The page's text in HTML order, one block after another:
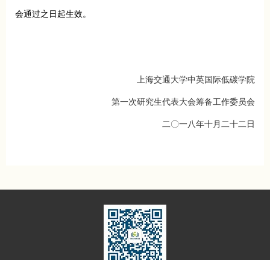
会通过之日起生效。
上海交通大学中英国际低碳学院
第一次研究生代表大会筹备工作委员会
二〇一八年十月二十二日